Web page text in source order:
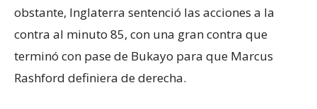
obstante, Inglaterra sentenció las acciones a la
contra al minuto 85, con una gran contra que
terminó con pase de Bukayo para que Marcus
Rashford definiera de derecha.